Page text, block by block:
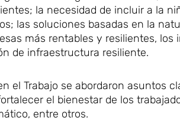
la necesidad de incluir a la
las soluciones basadas en la
más rentables y resilientes,
de infraestructura resiliente.
el Trabajo se abordaron asuntos
el bienestar de los
entre otros.